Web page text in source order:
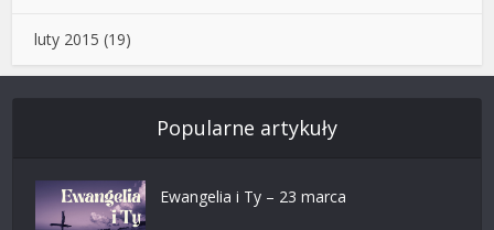
luty 2015 (19)
Popularne artykuły
Ewangelia i Ty – 23 marca